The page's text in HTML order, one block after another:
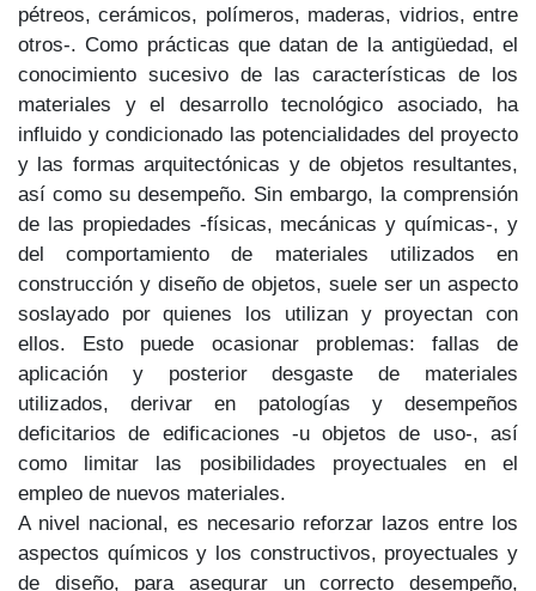
pétreos, cerámicos, polímeros, maderas, vidrios, entre
otros-. Como prácticas que datan de la antigüedad, el
conocimiento sucesivo de las características de los
materiales y el desarrollo tecnológico asociado, ha
influido y condicionado las potencialidades del proyecto
y las formas arquitectónicas y de objetos resultantes,
así como su desempeño. Sin embargo, la comprensión
de las propiedades -físicas, mecánicas y químicas-, y
del comportamiento de materiales utilizados en
construcción y diseño de objetos, suele ser un aspecto
soslayado por quienes los utilizan y proyectan con
ellos. Esto puede ocasionar problemas: fallas de
aplicación y posterior desgaste de materiales
utilizados, derivar en patologías y desempeños
deficitarios de edificaciones -u objetos de uso-, así
como limitar las posibilidades proyectuales en el
empleo de nuevos materiales.
A nivel nacional, es necesario reforzar lazos entre los
aspectos químicos y los constructivos, proyectuales y
de diseño, para asegurar un correcto desempeño,